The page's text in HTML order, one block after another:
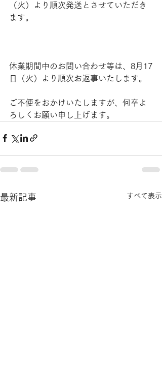
（火）より順次発送とさせていただき
ます。
休業期間中のお問い合わせ等は、8月17
日（火）より順次お返事いたします。
ご不便をおかけいたしますが、何卒よ
ろしくお願い申し上げます。
最新記事 すべて表示